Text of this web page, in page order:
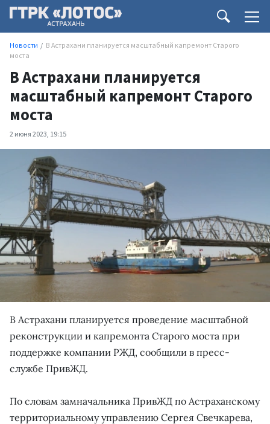
Новости
В Астрахани планируется масштабный капремонт Старого
моста
В Астрахани планируется
масштабный капремонт Старого
моста
2 июня 2023, 19:15
В Астрахани планируется проведение масштабной
реконструкции и капремонта Старого моста при
поддержке компании РЖД, сообщили в пресс-
службе ПривЖД.
По словам замначальника ПривЖД по Астраханскому
территориальному управлению Сергея Свечкарева,